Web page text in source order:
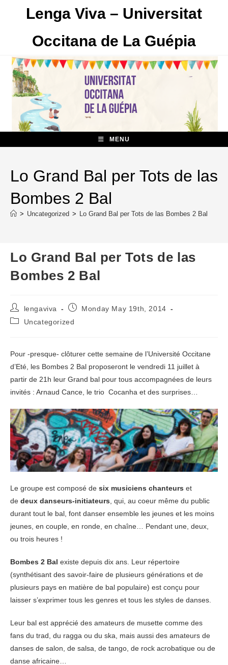
Lenga Viva – Universitat
Occitana de La Guépia
MENU
Lo Grand Bal per Tots de las
Bombes 2 Bal
> Uncategorized > Lo Grand Bal per Tots de las Bombes 2 Bal
Lo Grand Bal per Tots de las
Bombes 2 Bal
Post
author:
lengaviva
PostMonday May 19th, 2014
PostUncategorized
Pour -presque- clôturer cette semaine de l’Université Occitane
d’Eté, les Bombes 2 Bal proposeront le vendredi 11 juillet à
partir de 21h leur Grand bal pour tous accompagnées de leurs
invités : Arnaud Cance, le trio Cocanha et des surprises…
Le groupe est composé de six musiciens chanteurs et
de deux danseurs-initiateurs , qui, au coeur même du public
durant tout le bal, font danser ensemble les jeunes et les moins
jeunes, en couple, en ronde, en chaîne… Pendant une, deux,
ou trois heures !
Bombes 2 Bal existe depuis dix ans. Leur répertoire
(synthétisant des savoir-faire de plusieurs générations et de
plusieurs pays en matière de bal populaire) est conçu pour
laisser s’exprimer tous les genres et tous les styles de danses.
Leur bal est apprécié des amateurs de musette comme des
fans du trad, du ragga ou du ska, mais aussi des amateurs de
danses de salon, de salsa, de tango, de rock acrobatique ou de
danse africaine…